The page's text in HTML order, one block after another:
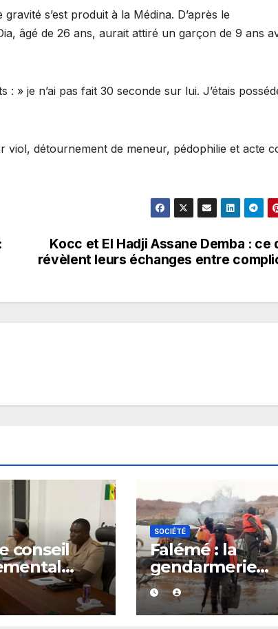
s’est produit à la Médina. D’après le
âgé de 26 ans, aurait attiré un garçon de 9 ans
» je n’ai pas fait 30 seconde sur lui. J’étais
détournement de meneur, pédophilie et acte
Kocc et El Hadji Assane Demba : ce
révèlent leurs échanges entre
conseil
le
l’ordre du
SOCIÉTÉ
Falémé : la
gendarmerie
détruit 27
dans le cadre
lutte contre